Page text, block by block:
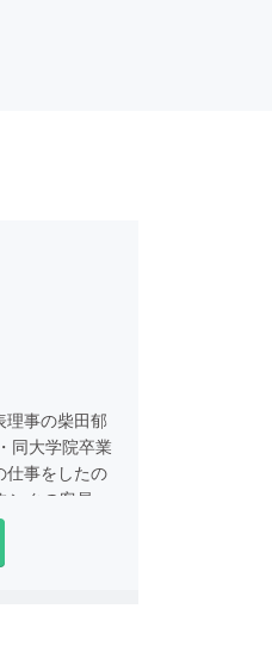
理事の柴田郁
同大学院卒業
仕事をしたの
クの客員研